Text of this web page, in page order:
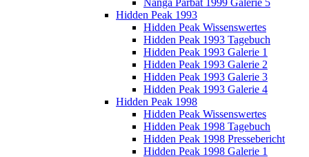
Nanga Parbat 1999 Galerie 5
Hidden Peak 1993
Hidden Peak Wissenswertes
Hidden Peak 1993 Tagebuch
Hidden Peak 1993 Galerie 1
Hidden Peak 1993 Galerie 2
Hidden Peak 1993 Galerie 3
Hidden Peak 1993 Galerie 4
Hidden Peak 1998
Hidden Peak Wissenswertes
Hidden Peak 1998 Tagebuch
Hidden Peak 1998 Pressebericht
Hidden Peak 1998 Galerie 1